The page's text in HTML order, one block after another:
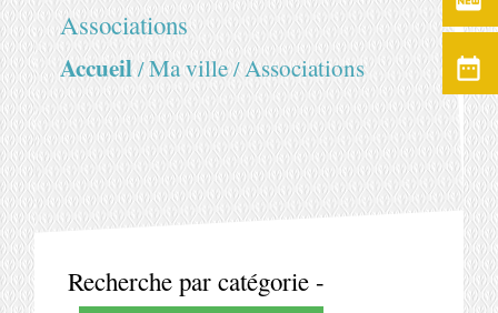
Associations
Accueil/Ma ville/ Associations
Recherche par catégorie -
date_range